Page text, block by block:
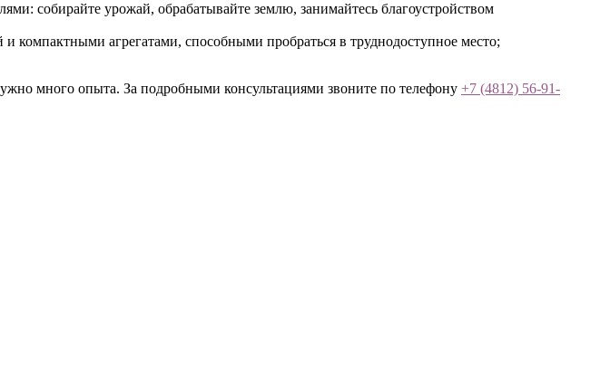
собирайте урожай, обрабатывайте землю, занимайтесь благоустройством
агрегатами, способными пробраться в труднодоступное место;
много опыта. За подробными консультациями звоните по телефону+7 (4812) 56-91-